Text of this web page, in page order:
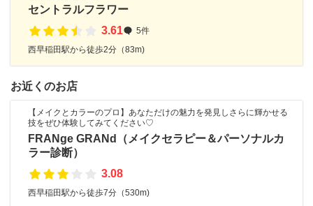
セントラルフラワー
3.61
5件
西早稲田駅から徒歩2分（83m)
お近くのお店
【メイクとカラーのプロ】あなただけの魅力を発見しさらに輝かせる
技をぜひ体験してみてください♡
FRANge GRANd（メイクセラピー＆パーソナルカ
ラー診断）
3.08
西早稲田駅から徒歩7分（530m)